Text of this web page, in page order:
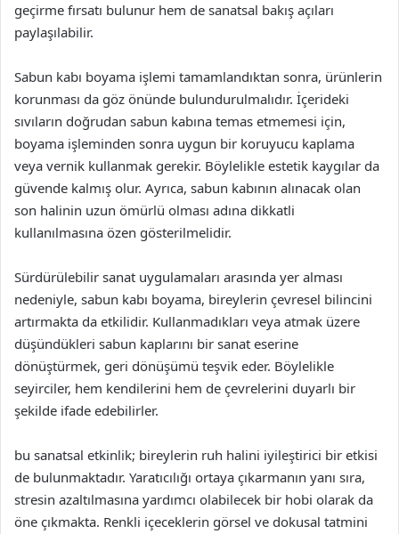
geçirme fırsatı bulunur hem de sanatsal bakış açıları
paylaşılabilir.
Sabun kabı boyama işlemi tamamlandıktan sonra, ürünlerin
korunması da göz önünde bulundurulmalıdır. İçerideki
sıvıların doğrudan sabun kabına temas etmemesi için,
boyama işleminden sonra uygun bir koruyucu kaplama
veya vernik kullanmak gerekir. Böylelikle estetik kaygılar da
güvende kalmış olur. Ayrıca, sabun kabının alınacak olan
son halinin uzun ömürlü olması adına dikkatli
kullanılmasına özen gösterilmelidir.
Sürdürülebilir sanat uygulamaları arasında yer alması
nedeniyle, sabun kabı boyama, bireylerin çevresel bilincini
artırmakta da etkilidir. Kullanmadıkları veya atmak üzere
düşündükleri sabun kaplarını bir sanat eserine
dönüştürmek, geri dönüşümü teşvik eder. Böylelikle
seyirciler, hem kendilerini hem de çevrelerini duyarlı bir
şekilde ifade edebilirler.
bu sanatsal etkinlik; bireylerin ruh halini iyileştirici bir etkisi
de bulunmaktadır. Yaratıcılığı ortaya çıkarmanın yanı sıra,
stresin azaltılmasına yardımcı olabilecek bir hobi olarak da
öne çıkmakta. Renkli içeceklerin görsel ve dokusal tatmini